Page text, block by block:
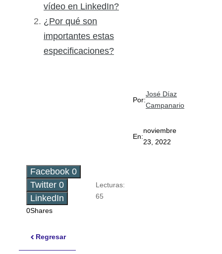
vídeo en LinkedIn?
¿Por qué son
importantes estas
especificaciones?
Por:
José Díaz
Campanario
En:
noviembre
23, 2022
Facebook 0
Twitter 0
LinkedIn
0Shares
Lecturas:
65
Regresar